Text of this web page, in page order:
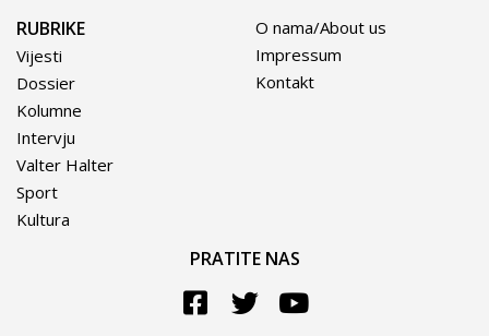
RUBRIKE
Vijesti
Dossier
Kolumne
Intervju
Valter Halter
Sport
Kultura
O nama/About us
Impressum
Kontakt
PRATITE NAS